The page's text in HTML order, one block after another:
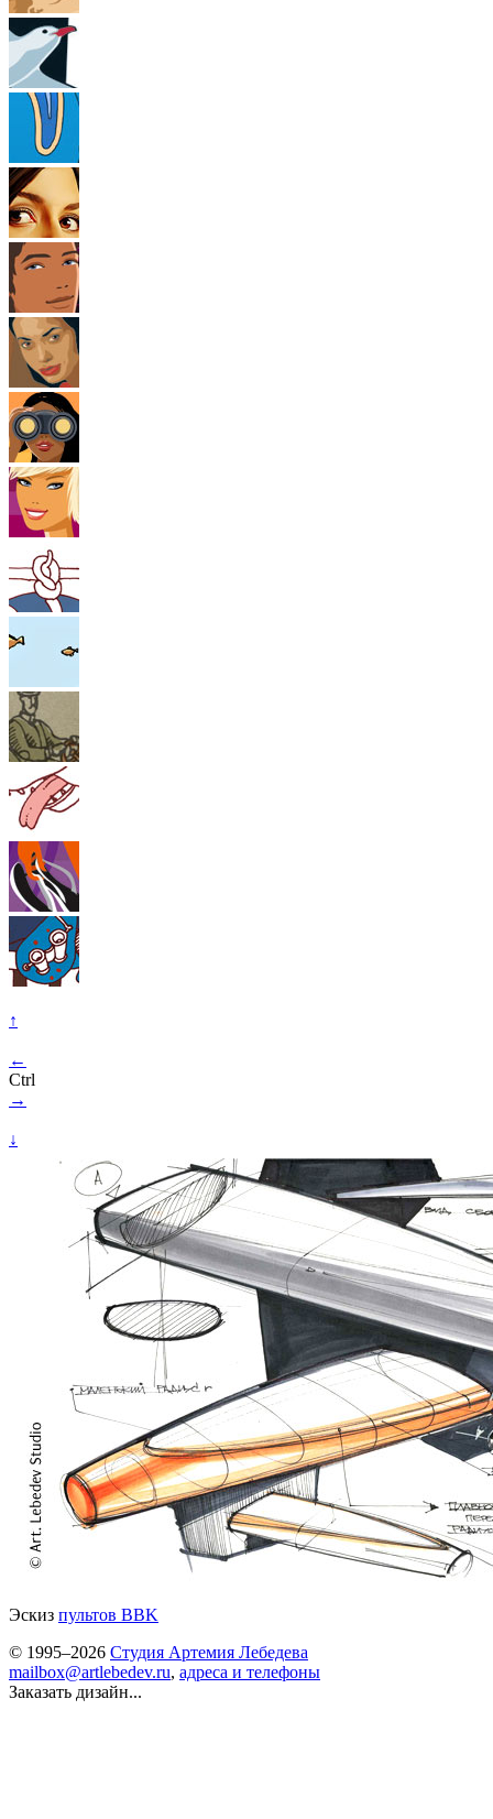
↑
←
Ctrl
→
↓
Эскиз пультов BBK
© 1995–2026 Студия Артемия Лебедева
mailbox@artlebedev.ru, адреса и телефоны
Заказать дизайн...